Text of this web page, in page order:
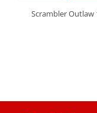
Scrambler